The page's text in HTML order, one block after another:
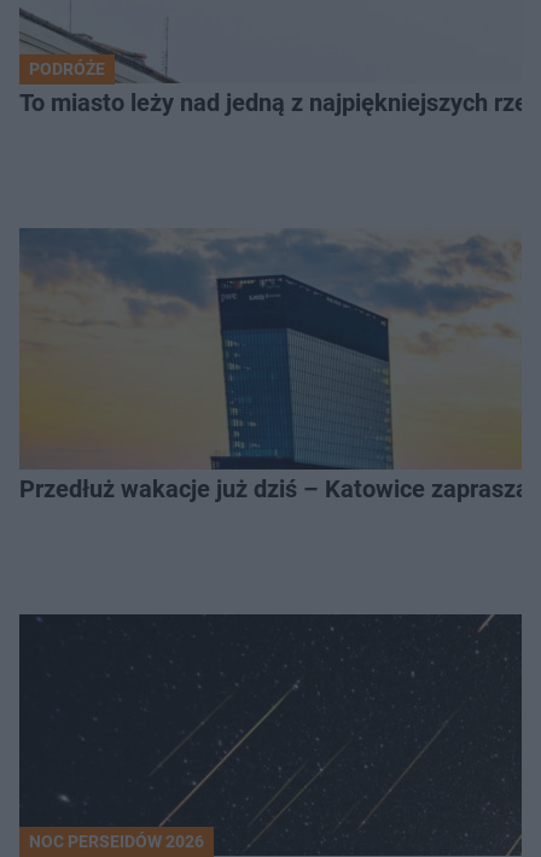
PODRÓŻE
To miasto leży nad jedną z najpiękniejszych
Przedłuż wakacje już dziś – Katowice
NOC PERSEIDÓW 2026